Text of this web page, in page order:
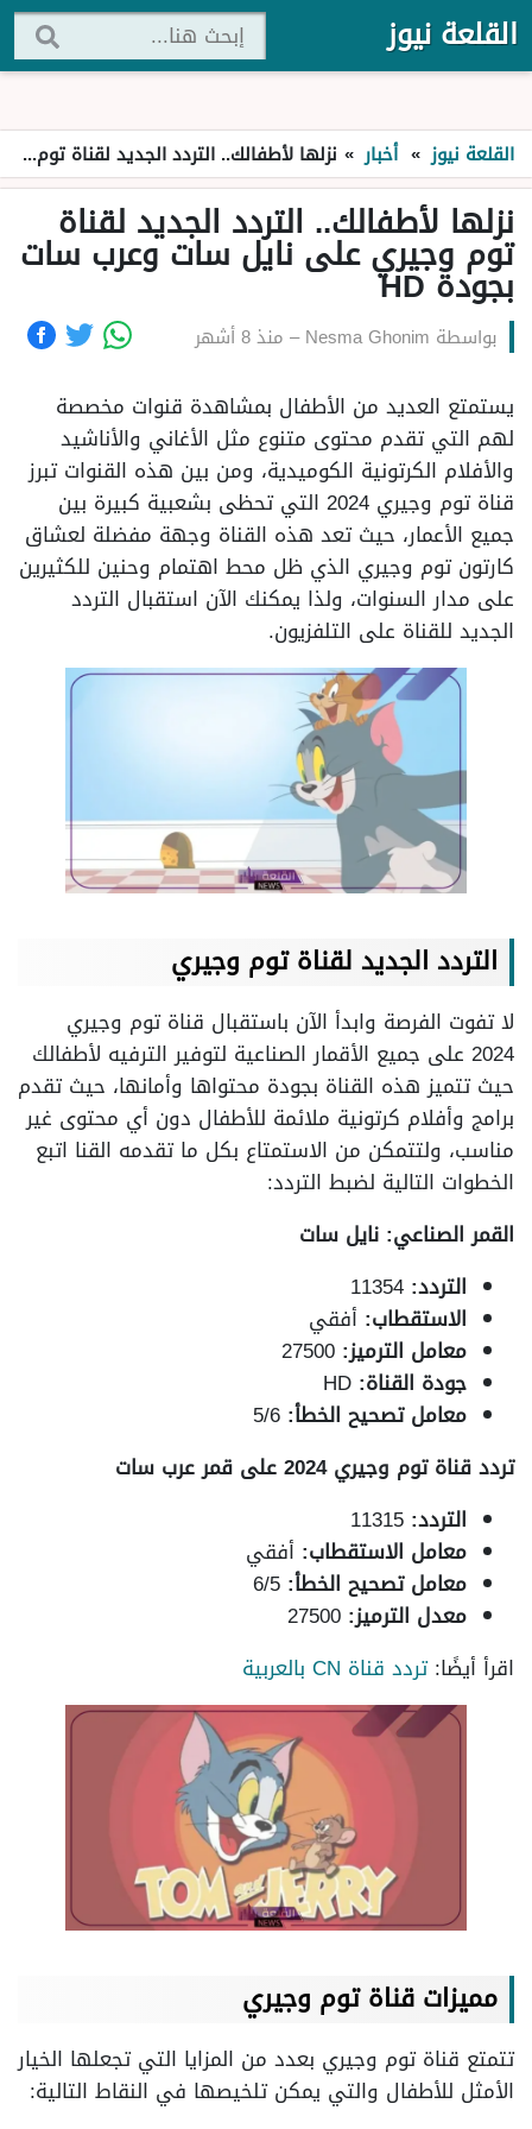
القلعة نيوز
القلعة نيوز » أخبار » نزلها لأطفالك.. التردد الجديد لقناة توم وجيري على نايل سات وعرب سات بجودة HD
نزلها لأطفالك.. التردد الجديد لقناة
توم وجيري على نايل سات وعرب سات
بجودة HD
بواسطة Nesma Ghonim
– منذ 8 أشهر
يستمتع العديد من الأطفال بمشاهدة قنوات مخصصة
لهم التي تقدم محتوى متنوع مثل الأغاني والأناشيد
والأفلام الكرتونية الكوميدية، ومن بين هذه القنوات تبرز
قناة توم وجيري 2024 التي تحظى بشعبية كبيرة بين
جميع الأعمار، حيث تعد هذه القناة وجهة مفضلة لعشاق
كارتون توم وجيري الذي ظل محط اهتمام وحنين للكثيرين
على مدار السنوات، ولذا يمكنك الآن استقبال التردد
الجديد للقناة على التلفزيون.
التردد الجديد لقناة توم وجيري
لا تفوت الفرصة وابدأ الآن باستقبال قناة توم وجيري
2024 على جميع الأقمار الصناعية لتوفير الترفيه لأطفالك
حيث تتميز هذه القناة بجودة محتواها وأمانها، حيث تقدم
برامج وأفلام كرتونية ملائمة للأطفال دون أي محتوى غير
مناسب، ولتتمكن من الاستمتاع بكل ما تقدمه القنا اتبع
الخطوات التالية لضبط التردد:
القمر الصناعي: نايل سات
التردد:
الاستقطاب: أفقي
معامل الترميز:
جودة القناة:
معامل تصحيح الخطأ:
تردد قناة توم وجيري 2024 على قمر عرب سات
التردد:
معامل الاستقطاب: أفقي
معامل تصحيح الخطأ:
معدل الترميز:
اقرأ أيضًا:تردد قناة CN بالعربية
مميزات قناة توم وجيري
تتمتع قناة توم وجيري بعدد من المزايا التي تجعلها الخيار
الأمثل للأطفال والتي يمكن تلخيصها في النقاط التالية: